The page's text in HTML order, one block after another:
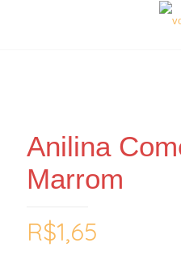
Anilina
Marrom
R$1,65